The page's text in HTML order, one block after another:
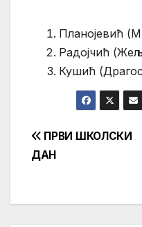
Планојевић
Радојчић
Кушић
Кретање
чланка
ПРВИ ШКОЛСКИ
ДАН